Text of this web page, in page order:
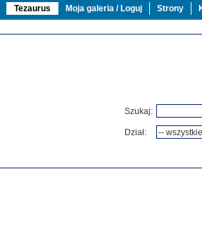
Tezaurus Moja galeria / Loguj Strony
Szukaj:
Dział: